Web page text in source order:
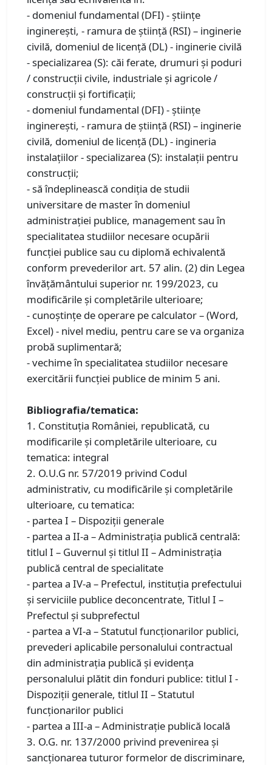
- domeniul fundamental (DFI) - ştiinţe
inginereşti, - ramura de știință (RSI) – inginerie
civilă, domeniul de licenţă (DL) - inginerie civilă
- specializarea (S): căi ferate, drumuri și poduri
/ construcții civile, industriale și agricole /
construcții și fortificații;
- domeniul fundamental (DFI) - ştiinţe
inginereşti, - ramura de știință (RSI) – inginerie
civilă, domeniul de licenţă (DL) - ingineria
instalațiilor - specializarea (S): instalații pentru
construcții;
- să îndeplinească condiţia de studii
universitare de master în domeniul
administraţiei publice, management sau în
specialitatea studiilor necesare ocupării
funcţiei publice sau cu diplomă echivalentă
conform prevederilor art. 57 alin. (2) din Legea
învățământului superior nr. 199/2023, cu
modificările şi completările ulterioare;
- cunoștințe de operare pe calculator – (Word,
Excel) - nivel mediu, pentru care se va organiza
probă suplimentară;
- vechime în specialitatea studiilor necesare
exercitării funcţiei publice de minim 5 ani.
Bibliografia/tematica:
1. Constituţia României, republicată, cu
modificarile și completările ulterioare, cu
tematica: integral
2. O.U.G nr. 57/2019 privind Codul
administrativ, cu modificările şi completările
ulterioare, cu tematica:
- partea I – Dispoziții generale
- partea a II-a – Administrația publică centrală:
titlul I – Guvernul și titlul II – Administrația
publică central de specialitate
- partea a IV-a – Prefectul, instituția prefectului
și serviciile publice deconcentrate, Titlul I –
Prefectul și subprefectul
- partea a VI-a – Statutul funcționarilor publici,
prevederi aplicabile personalului contractual
din administrația publică și evidența
personalului plătit din fonduri publice: titlul I -
Dispoziții generale, titlul II – Statutul
funcționarilor publici
- partea a III-a – Administrație publică locală
3. O.G. nr. 137/2000 privind prevenirea și
sancționarea tuturor formelor de discriminare,